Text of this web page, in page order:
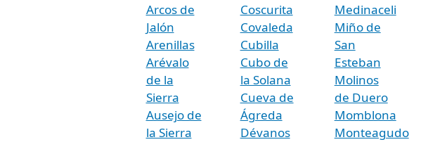
Arcos de
Jalón
Arenillas
Arévalo
de la
Sierra
Ausejo de
la Sierra
Coscurita
Covaleda
Cubilla
Cubo de
la Solana
Cueva de
Ágreda
Dévanos
Medinaceli
Miño de
San
Esteban
Molinos
de Duero
Momblona
Monteagudo